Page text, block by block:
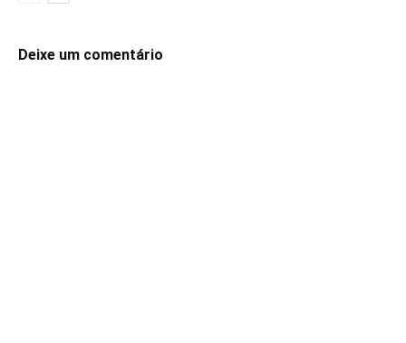
Deixe um comentário